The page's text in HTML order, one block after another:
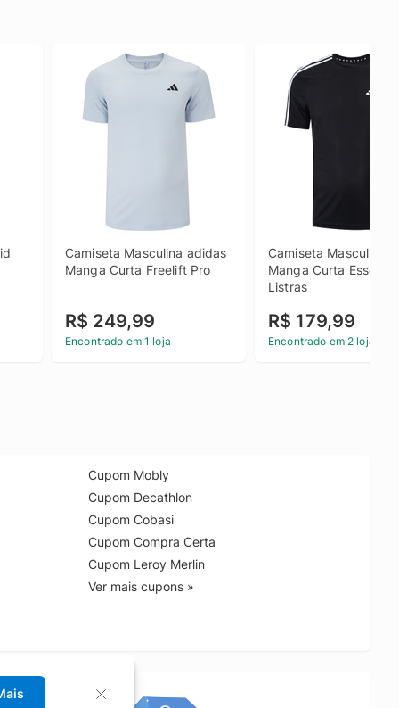
Camiseta Masculina adidas
Manga Curta Freelift Pro
R$ 249,99
Encontrado em 1 loja
Camiseta Masculina
Manga Curta
Listras
R$ 179,99
Encontrado em 2 lojas
Cupom Mobly
Cupom Decathlon
Cupom Cobasi
Cupom Compra Certa
Cupom Leroy Merlin
Ver mais cupons »